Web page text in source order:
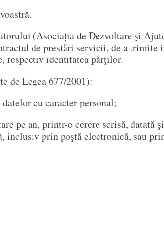
(Asociația de Dezvoltare și
de prestări servicii, de a trimite
respectiv identitatea părţilor.
de Legea 677/2001):
cu caracter personal;
pe an, printr-o cerere scrisă, datată
prin poştă electronică, sau